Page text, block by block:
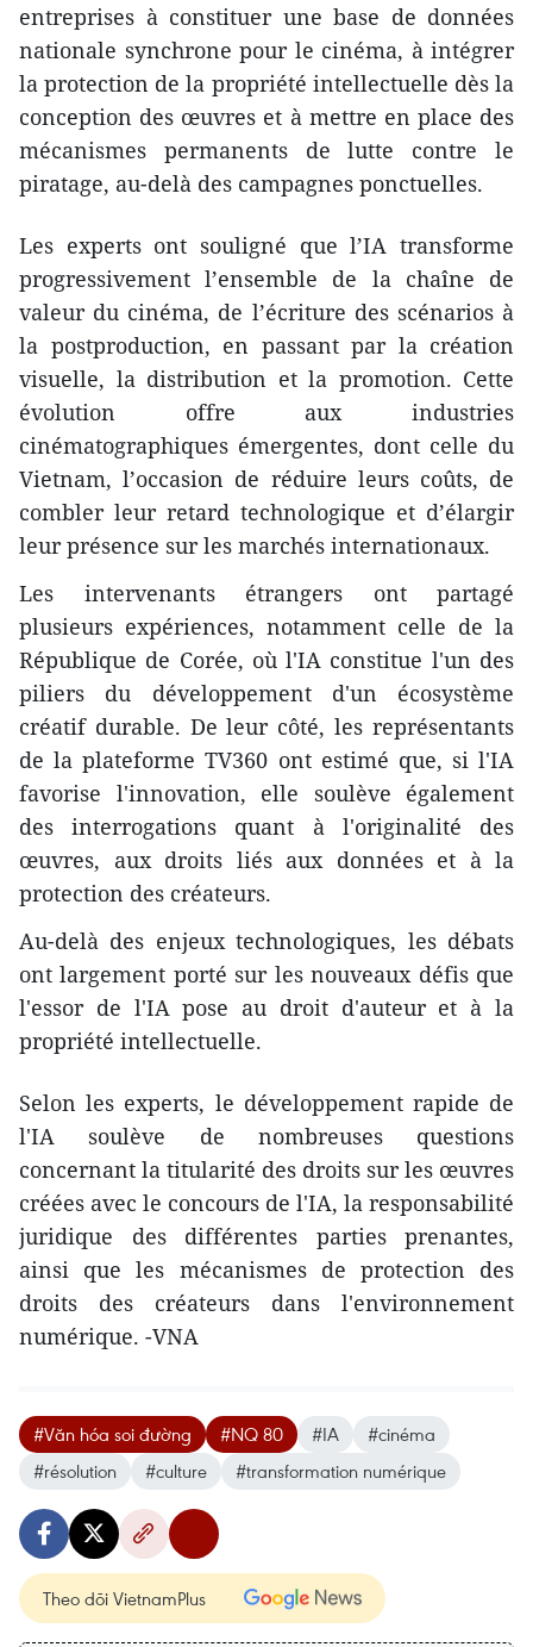
entreprises à constituer une base de données
nationale synchrone pour le cinéma, à intégrer
la protection de la propriété intellectuelle dès la
conception des œuvres et à mettre en place des
mécanismes permanents de lutte contre le
piratage, au-delà des campagnes ponctuelles.
Les experts ont souligné que l’IA transforme
progressivement l’ensemble de la chaîne de
valeur du cinéma, de l’écriture des scénarios à
la postproduction, en passant par la création
visuelle, la distribution et la promotion. Cette
évolution offre aux industries
cinématographiques émergentes, dont celle du
Vietnam, l’occasion de réduire leurs coûts, de
combler leur retard technologique et d’élargir
leur présence sur les marchés internationaux.
Les intervenants étrangers ont partagé
plusieurs expériences, notamment celle de la
République de Corée, où l'IA constitue l'un des
piliers du développement d'un écosystème
créatif durable. De leur côté, les représentants
de la plateforme TV360 ont estimé que, si l'IA
favorise l'innovation, elle soulève également
des interrogations quant à l'originalité des
œuvres, aux droits liés aux données et à la
protection des créateurs.
Au-delà des enjeux technologiques, les débats
ont largement porté sur les nouveaux défis que
l'essor de l'IA pose au droit d'auteur et à la
propriété intellectuelle.
Selon les experts, le développement rapide de
l'IA soulève de nombreuses questions
concernant la titularité des droits sur les œuvres
créées avec le concours de l'IA, la responsabilité
juridique des différentes parties prenantes,
ainsi que les mécanismes de protection des
droits des créateurs dans l'environnement
numérique. -VNA
#Văn hóa soi đường #NQ 80 #IA
#cinéma
#résolution
#culture #transformation numérique
Theo dõi VietnamPlus